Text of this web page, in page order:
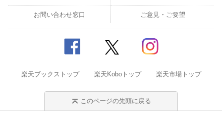
お問い合わせ窓口 ご意見・ご要望
楽天ブックストップ 楽天Koboトップ 楽天市場トップ
このページの先頭に戻る